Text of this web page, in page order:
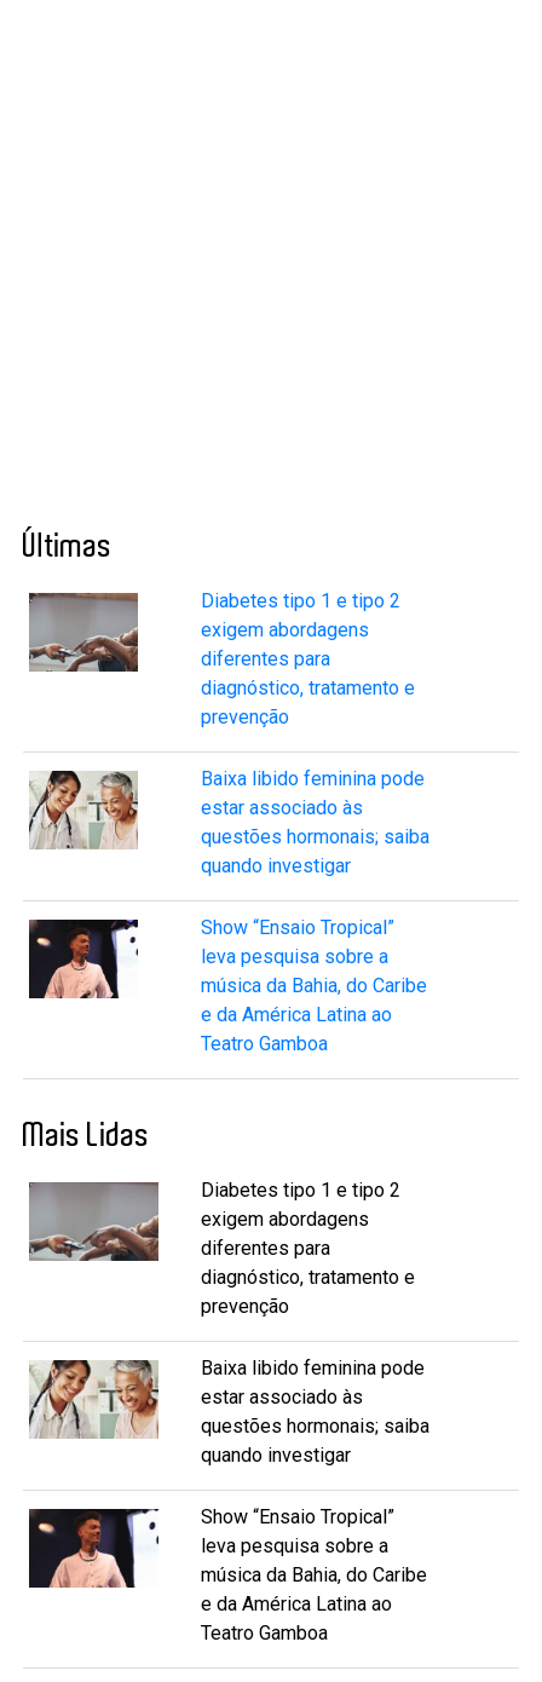
Últimas
Diabetes tipo 1 e tipo 2
exigem abordagens
diferentes para
diagnóstico, tratamento e
prevenção
Baixa libido feminina pode
estar associado às
questões hormonais; saiba
quando investigar
Show “Ensaio Tropical”
leva pesquisa sobre a
música da Bahia, do Caribe
e da América Latina ao
Teatro Gamboa
Mais Lidas
Diabetes tipo 1 e tipo 2
exigem abordagens
diferentes para
diagnóstico, tratamento e
prevenção
Baixa libido feminina pode
estar associado às
questões hormonais; saiba
quando investigar
Show “Ensaio Tropical”
leva pesquisa sobre a
música da Bahia, do Caribe
e da América Latina ao
Teatro Gamboa